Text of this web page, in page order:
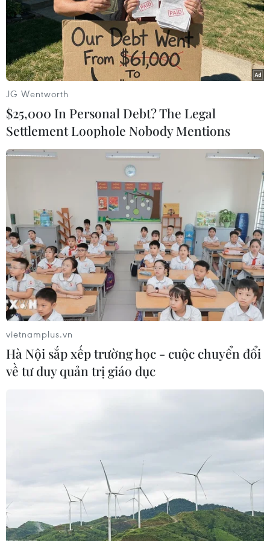
#Cấm rời khỏi nơi cư trú
#Ca nhiễm mới
Đức
Theo dõi VietnamPlus
TIN LIÊN QUAN
JG Wentworth
$25,000 In Personal Debt? The Legal
Settlement Loophole Nobody Mentions
vietnamplus.vn
Hà Nội sắp xếp trường học - cuộc chuyển đổi
về tư duy quản trị giáo dục